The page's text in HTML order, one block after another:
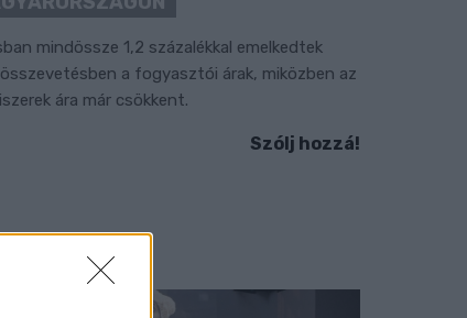
mindössze 1,2 százalékkal emelkedtek
a fogyasztói árak, miközben az
ára már csökkent.
Szólj hozzá!